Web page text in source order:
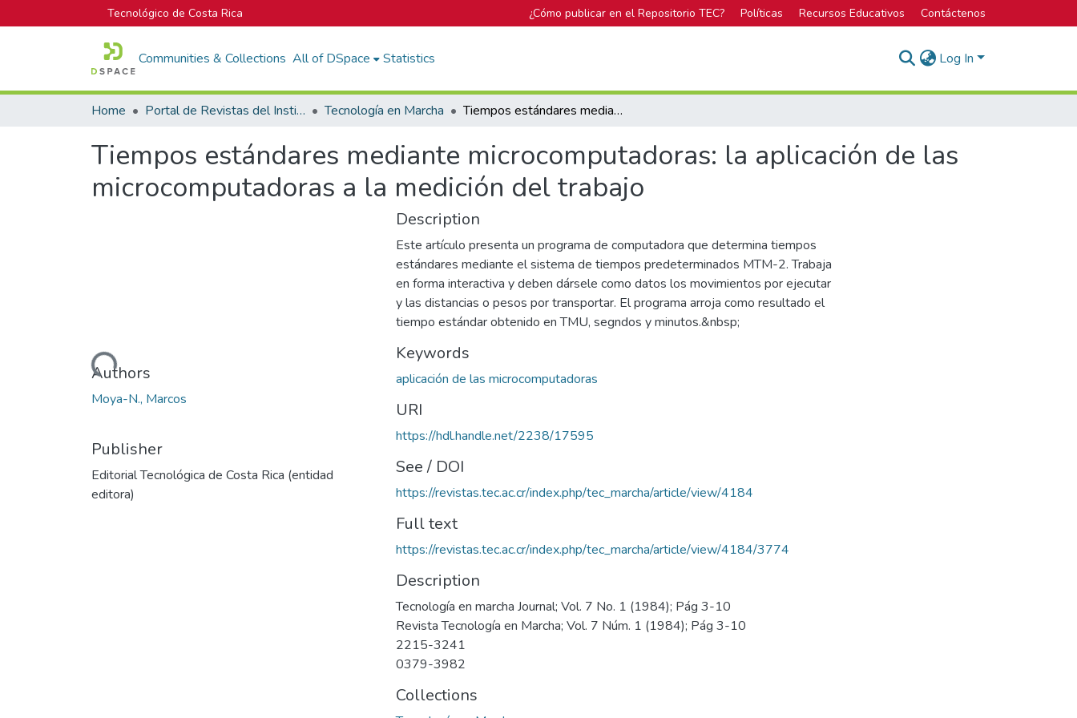
Tecnológico de Costa Rica ¿Cómo publicar en el Repositorio TEC? Políticas Recursos Educativos Contáctenos
Communities & Collections All of DSpace Statistics Log In
Home Portal de Revistas del Instituto Tecnológico de Costa Rica Tecnología en Marcha Tiempos estándares mediante microcomputadoras: la aplicación de las microcomputadoras a la medición del trabajo
Tiempos estándares mediante microcomputadoras: la aplicación de las
microcomputadoras a la medición del trabajo
Loading...
Authors
Moya-N., Marcos
Publisher
Editorial Tecnológica de Costa Rica (entidad
editora)
Description
Este artículo presenta un programa de computadora que determina tiempos
estándares mediante el sistema de tiempos predeterminados MTM-2. Trabaja
en forma interactiva y deben dársele como datos los movimientos por ejecutar
y las distancias o pesos por transportar. El programa arroja como resultado el
tiempo estándar obtenido en TMU, segndos y minutos.&nbsp;
Keywords
aplicación de las microcomputadoras
URI
https://hdl.handle.net/2238/17595
See / DOI
https://revistas.tec.ac.cr/index.php/tec_marcha/article/view/4184
Full text
https://revistas.tec.ac.cr/index.php/tec_marcha/article/view/4184/3774
Description
Tecnología en marcha Journal; Vol. 7 No. 1 (1984); Pág 3-10
Revista Tecnología en Marcha; Vol. 7 Núm. 1 (1984); Pág 3-10
2215-3241
0379-3982
Collections